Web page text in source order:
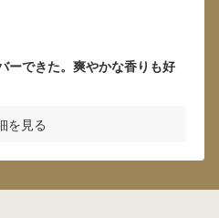
ーできた。爽やかな香りも好
を見る